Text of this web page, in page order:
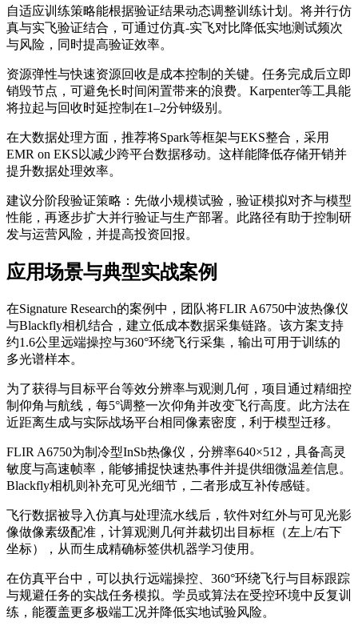
自适应训练策略能根据验证结果动态调整训练计划。将并行仿
真与实飞验证结合，可通过仿真-实飞对比降低实地测试频次
与风险，同时提高验证效率。
资源弹性与快速资源回收是成本控制的关键。任务完成后立即
销毁节点，可避免长时间闲置带来的浪费。Karpenter等工具能
将拉起与回收时延控制在1–2分钟级别。
在大数据处理方面，推荐将Spark等框架与EKS整合，采用
EMR on EKS以减少跨平台数据移动。这样能降低存储开销并
提升数据处理效率。
建议分阶段验证策略：先做小规模试验，验证模拟对齐与模型
性能，再逐步扩大并行验证与生产部署。此路径有助于控制研
发与运营风险，并提高投资回报。
应用场景与典型实战案例
在Signature Research的案例中，团队将FLIR A6750中波热像仪
与Blackfly相机结合，建立低成本数据采集链路。该方案支持
约1.6公里远端操控与360°环绕飞行采集，输出可用于训练的
多光谱样本。
为了获得与目标平台等效分辨率与观测几何，项目通过精细控
制仰角与航线，每5°调整一次仰角并改变飞行高度。此方法在
近距离生成与实际战场平台相同像素密度，利于模型迁移。
FLIR A6750为制冷型InSb热像仪，分辨率640×512，具备高灵
敏度与高速帧率，能够捕捉快速热事件并提供细微温差信息。
Blackfly相机则补充可见光细节，二者形成互补传感链。
飞行数据被导入仿真与处理流水线后，软件对红外与可见光影
像做像素级配准，计算观测几何并裁切出目标框（左上/右下
坐标），从而生成精确标签供机器学习使用。
在仿真平台中，可以执行远端操控、360°环绕飞行与目标跟踪
与规避任务的实战任务模拟。学员或算法在受控环境中反复训
练，能覆盖更多极端工况并降低实地试验风险。